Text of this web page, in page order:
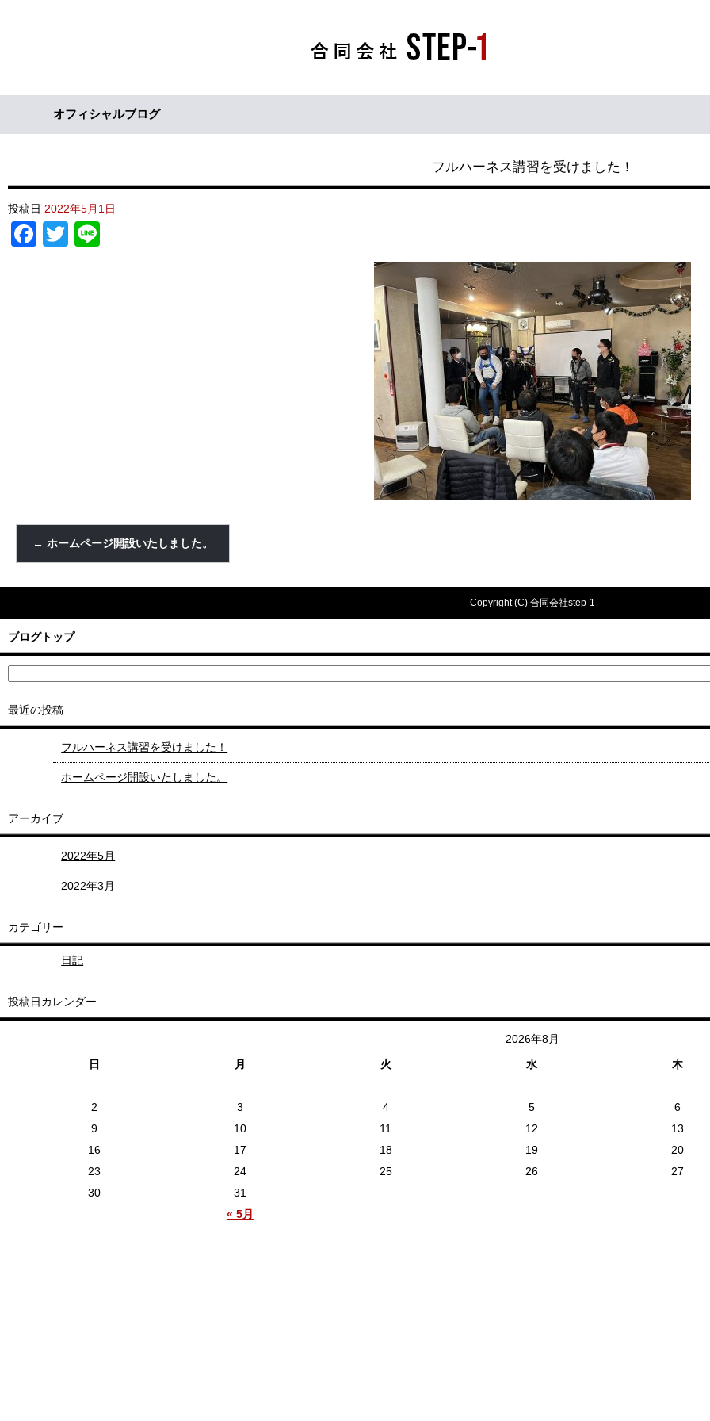
オフィシャルブログ
フルハーネス講習を受けました！
投稿日 2022年5月1日
Facebook
Twitter
← ホームページ開設いたしました。
Copyright (C) 合同会社step-1
ブログトップ
最近の投稿
フルハーネス講習を受けました！
ホームページ開設いたしました。
アーカイブ
2022年5月
2022年3月
カテゴリー
日記
投稿日カレンダー
2026年8月
日
月 火 水 木
« 5月
2 3 4 5
6
9
10 11 12
13
16
17 18 19
20
23
24 25 26
27
30
31